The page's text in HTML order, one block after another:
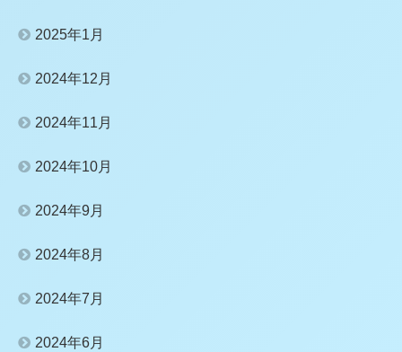
2025年1月
2024年12月
2024年11月
2024年10月
2024年9月
2024年8月
2024年7月
2024年6月